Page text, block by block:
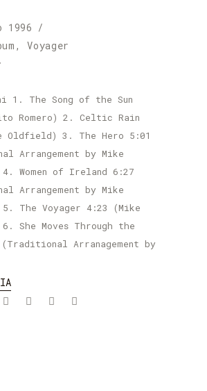
1996
,Voyager
1. The Song of the Sun
Romero) 2. Celtic Rain
Oldfield) 3. The Hero 5:01
Arrangement by Mike
Women of Ireland 6:27
Arrangement by Mike
The Voyager 4:23 (Mike
She Moves Through the
Arranagement by